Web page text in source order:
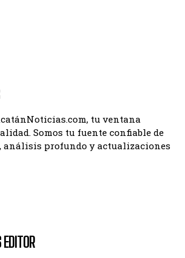
tu ventana
Somos tu fuente confiable de
análisis profundo y actualizaciones